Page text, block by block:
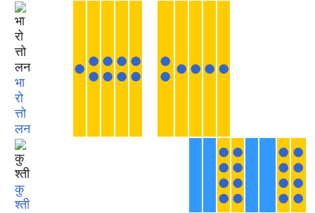
भा
रो
त्तो
लन
● ●
●
●
●
●
●
●
●
●
● ● ● ● ●
कु
श्ती
●
●
●
●
●
●
●
●
●
●
●
●
●
●
●
●